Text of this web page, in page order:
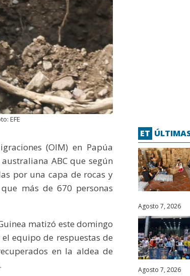
EFE
(OIM) en Papúa
ABC que según
por una capa de rocas y
más de 670 personas
matizó este domingo
equipo de respuestas de
en la aldea de
ET
Agosto 7, 2026
Agosto 7, 2026